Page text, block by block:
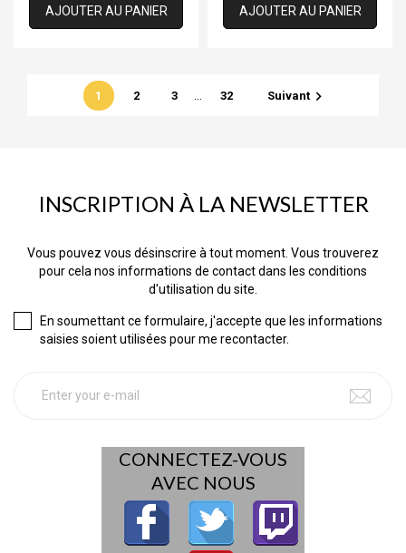
AJOUTER AU PANIER AJOUTER AU PANIER
1 2 3 32 Suivant
INSCRIPTION À LA NEWSLETTER
Vous pouvez vous désinscrire à tout moment. Vous trouverez
pour cela nos informations de contact dans les conditions
d'utilisation du site.
En soumettant ce formulaire, j'accepte que les informations
saisies soient utilisées pour me recontacter.
CONNECTEZ-VOUS
AVEC NOUS